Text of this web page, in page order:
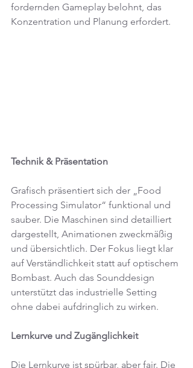
fordernden Gameplay belohnt, das
Konzentration und Planung erfordert.
Technik & Präsentation
Grafisch präsentiert sich der „Food
Processing Simulator“ funktional und
sauber. Die Maschinen sind detailliert
dargestellt, Animationen zweckmäßig
und übersichtlich. Der Fokus liegt klar
auf Verständlichkeit statt auf optischem
Bombast. Auch das Sounddesign
unterstützt das industrielle Setting
ohne dabei aufdringlich zu wirken.
Lernkurve und Zugänglichkeit
Die Lernkurve ist spürbar, aber fair. Die